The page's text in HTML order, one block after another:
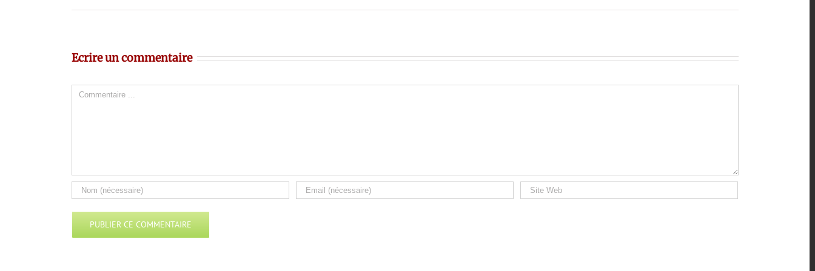
Ecrire un commentaire
Comment